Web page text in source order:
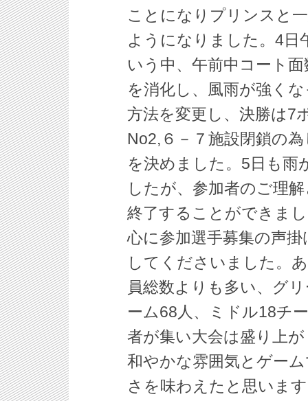
ことになりプリンスと
ようになりました。4日
いう中、午前中コート
を消化し、風雨が強く
方法を変更し、決勝は7
No2,６－７施設閉鎖の
を決めました。5日も雨
したが、参加者のご理
終了することができま
心に参加選手募集の声
してくださいました。
員総数よりも多い、グ
ーム68人、ミドル18チ
者が集い大会は盛り上
和やかな雰囲気とゲー
さを味わえたと思いま